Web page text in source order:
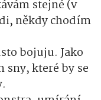
stejné (v
někdy chodím
bojuju. Jako
které by se